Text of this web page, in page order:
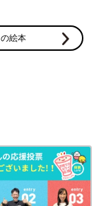
絵本